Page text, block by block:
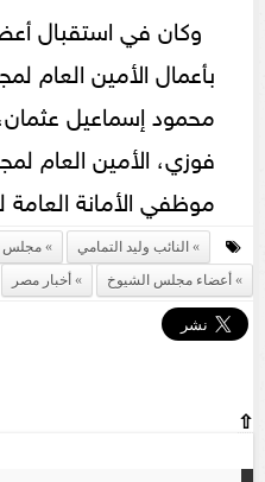
وكان في استقبال
بأعمال الأمين العام
محمود إسماعيل
فوزي، الأمين العام
موظفي الأمانة
النائب وليد التمامي مجلس
أعضاء مجلس الشيوخ
أخبار مصر
⇧